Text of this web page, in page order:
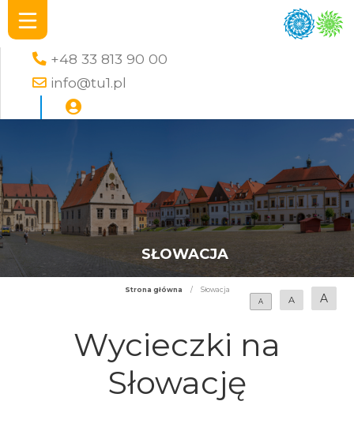
+48 33 813 90 00
info@tu1.pl
SŁOWACJA
Strona główna /
Słowacja
A
A A
Wycieczki na
Słowację